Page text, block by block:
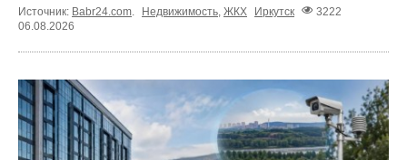
Источник: Babr24.com Недвижимость ЖКХ Иркутск
3222
06.08.2026